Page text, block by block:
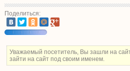
Поделиться:
Уважаемый посетитель, Вы зашли на
зайти на сайт под своим именем.